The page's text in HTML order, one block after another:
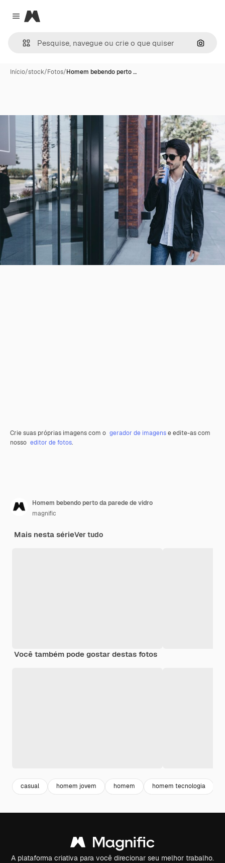
Close menu
Magnific
Início/stock/Fotos/Homem bebendo perto …
Crie suas próprias imagens com o gerador de imagense edite-as com
nosso editor de fotos.
Homem bebendo perto da parede de vidro
magnific
Mais nesta sérieVer tudo
Você também pode gostar destas fotos
casual homem jovem homem homem tecnologia
A plataforma criativa para você direcionar seu melhor trabalho.